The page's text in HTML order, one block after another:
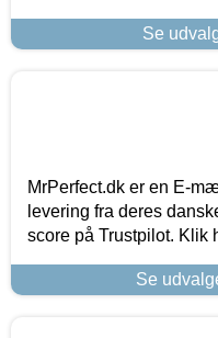
Se
MrPerfect.dk er en E-
levering fra deres
score på Trustpilot. Klik
Se